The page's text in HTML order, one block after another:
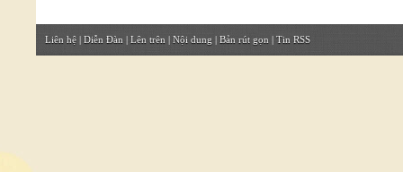
Liên hệ | Diễn Đàn | Lên trên | Nội dung | Bản rút gọn | Tin RSS